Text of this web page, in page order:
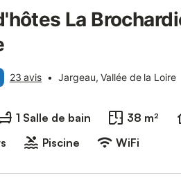
La
23 avis • Jargeau, Vallée de la Loire
1 Salle de bain 38 m²
Piscine WiFi